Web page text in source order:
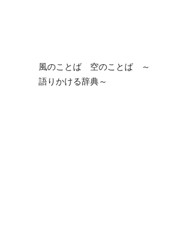
風のことば 空のことば ～
語りかける辞典～